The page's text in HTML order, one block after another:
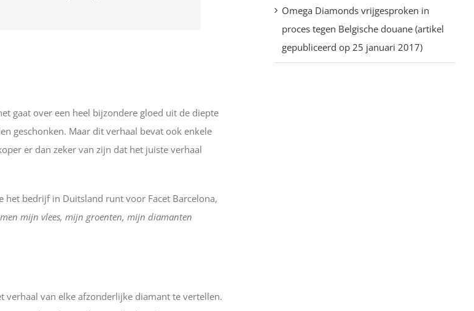
gaat over een heel bijzondere gloed uit de diepte
geschonken. Maar dit verhaal bevat ook enkele
er dan zeker van zijn dat het juiste verhaal
het bedrijf in Duitsland runt voor Facet Barcelona,
mijn vlees, mijn groenten, mijn diamanten
verhaal van elke afzonderlijke diamant te vertellen.
Omega Diamonds vrijgesproken in
proces tegen Belgische douane (artikel
gepubliceerd op 25 januari 2017)